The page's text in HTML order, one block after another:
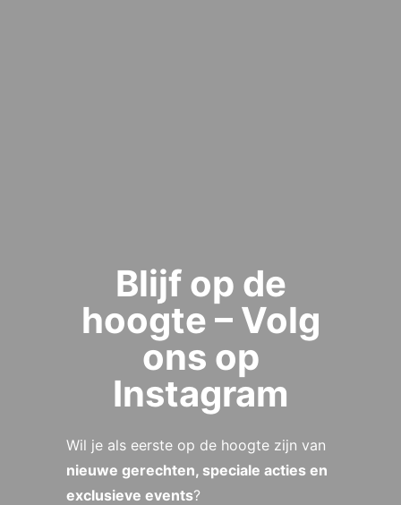
Blijf op de
hoogte – Volg
ons op
Instagram
Wil je als eerste op de hoogte zijn van
nieuwe gerechten, speciale acties en
exclusieve events?